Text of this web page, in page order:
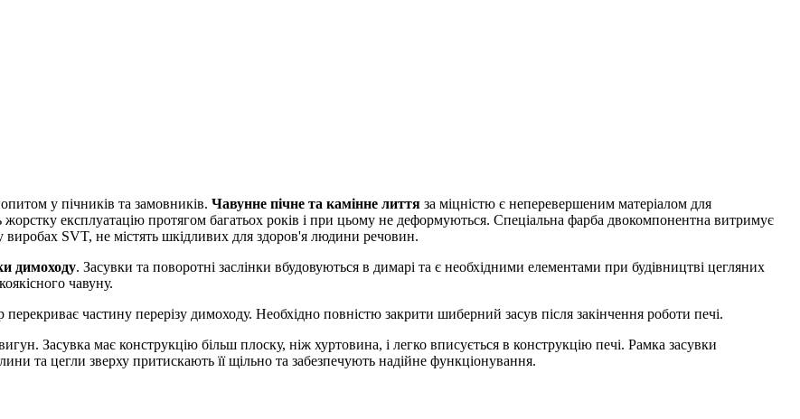
у пічників та замовників. Чавунне пічне та камінне лиття за міцністю є неперевершеним матеріалом для
експлуатацію протягом багатьох років і при цьому не деформуються. Спеціальна фарба двокомпонентна витримує
SVT, не містять шкідливих для здоров'я людини речовин.
димоходу. Засувки та поворотні заслінки вбудовуються в димарі та є необхідними елементами при будівництві цегляних
чавуну.
частину перерізу димоходу. Необхідно повністю закрити шиберний засув після закінчення роботи печі.
Засувка має конструкцію більш плоску, ніж хуртовина, і легко вписується в конструкцію печі. Рамка засувки
та цегли зверху притискають її щільно та забезпечують надійне функціонування.